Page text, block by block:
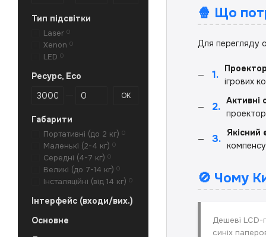
🍿 Що
Для перегляду
1.
ігрових
2. Активні
3. Якісний
🚫 Чому
Дешеві LCD-
синіх
Тип підсвітки
Laser 0
Xenon 0
LED 0
Ресурс, Eco
Від Ресурс, Eco
До Ресурс, Eco ОК
Габарити
Портативні (до 2 кг) 0
Маленькі (2-4 кг) 0
Середні (4-7 кг) 0
Великі (до 7-14 кг) 0
Інсталяційні (від 14 кг) 0
Інтерфейс (входи/вих.)
Основне